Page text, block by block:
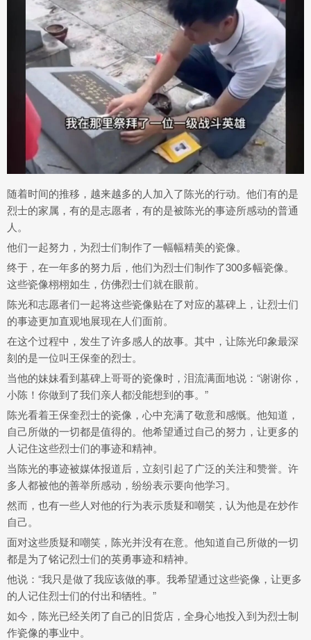
随着时间的推移，越来越多的人加入了陈光的行动。他们有的是
烈士的家属，有的是志愿者，有的是被陈光的事迹所感动的普通
人。
他们一起努力，为烈士们制作了一幅幅精美的瓷像。
终于，在一年多的努力后，他们为烈士们制作了300多幅瓷像。
这些瓷像栩栩如生，仿佛烈士们就在眼前。
陈光和志愿者们一起将这些瓷像贴在了对应的墓碑上，让烈士们
的事迹更加直观地展现在人们面前。
在这个过程中，发生了许多感人的故事。其中，让陈光印象最深
刻的是一位叫王保奎的烈士。
当他的妹妹看到墓碑上哥哥的瓷像时，泪流满面地说：“谢谢你，
小陈！你做到了我们亲人都没能想到的事。”
陈光看着王保奎烈士的瓷像，心中充满了敬意和感慨。他知道，
自己所做的一切都是值得的。他希望通过自己的努力，让更多的
人记住这些烈士们的事迹和精神。
当陈光的事迹被媒体报道后，立刻引起了广泛的关注和赞誉。许
多人都被他的善举所感动，纷纷表示要向他学习。
然而，也有一些人对他的行为表示质疑和嘲笑，认为他是在炒作
自己。
面对这些质疑和嘲笑，陈光并没有在意。他知道自己所做的一切
都是为了铭记烈士们的英勇事迹和精神。
他说：“我只是做了我应该做的事。我希望通过这些瓷像，让更多
的人记住烈士们的付出和牺牲。”
如今，陈光已经关闭了自己的旧货店，全身心地投入到为烈士制
作瓷像的事业中。